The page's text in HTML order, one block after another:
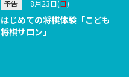
予告 8月23日(日)
はじめての将棋体験「こども
将棋サロン」